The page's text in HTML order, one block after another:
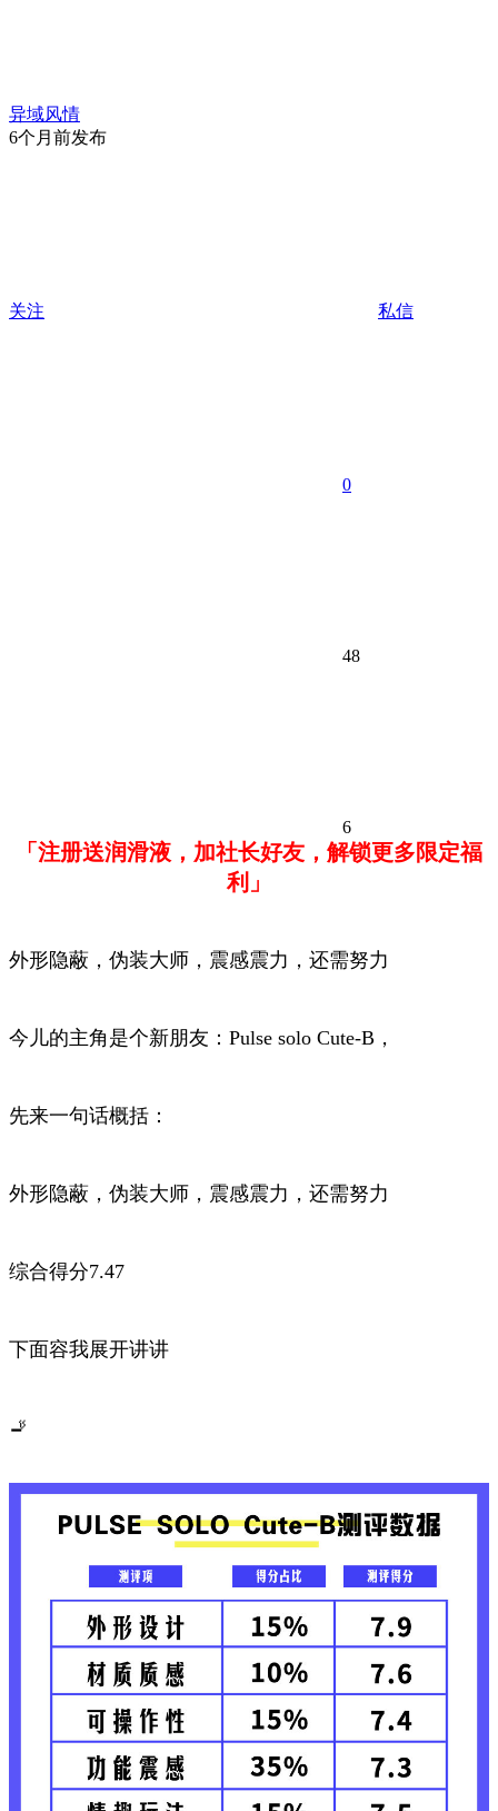
异域风情
6个月前发布
关注 私信
0
48
6
「注册送润滑液，加社长好友，解锁更多限定福
利」
外形隐蔽，伪装大师，震感震力，还需努力
今儿的主角是个新朋友：Pulse solo Cute-B，
先来一句话概括：
外形隐蔽，伪装大师，震感震力，还需努力
综合得分7.47
下面容我展开讲讲
🚬